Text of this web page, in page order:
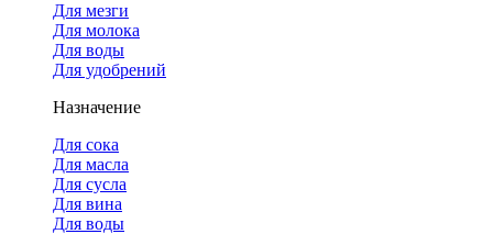
Для мезги
Для молока
Для воды
Для удобрений
Назначение
Для сока
Для масла
Для сусла
Для вина
Для воды